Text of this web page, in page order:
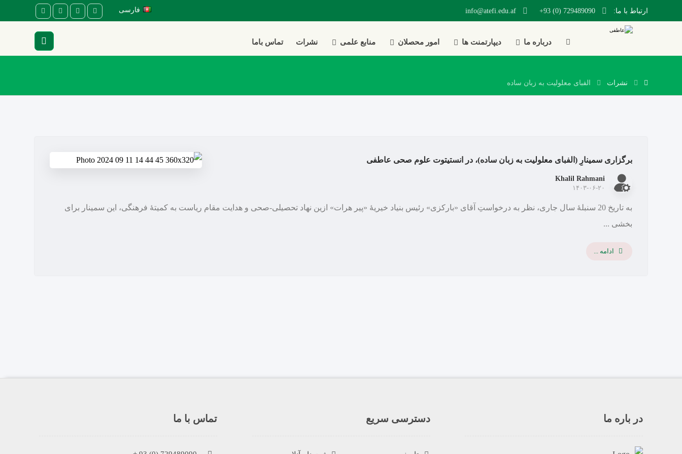
ارتباط با ما: 729489090 (0) 93+
info@atefi.edu.af فارسی
درباره ما دیپارتمنت ها امور محصلان منابع علمی نشرات تماس باما
نشرات الفبای معلولیت به زبان ساده
برگزاری سمینارِ (الفبای معلولیت به زبان ساده)، در انستیتوت علوم صحی عاطفی
Khalil Rahmani
۱۴۰۳-۰۶-۲۰
به تاریخ 20 سنبلۀ سال جاری، نظر به درخواستِ آقای «بارکزی» رئیس بنیاد خیریۀ «پیر هرات» ازین نهاد تحصیلی-صحی و هدایت مقام ریاست به کمیتۀ فرهنگی، این سمینار برای
بخشی ...
ادامه ...
در باره ما دسترسی سریع تماس با ما